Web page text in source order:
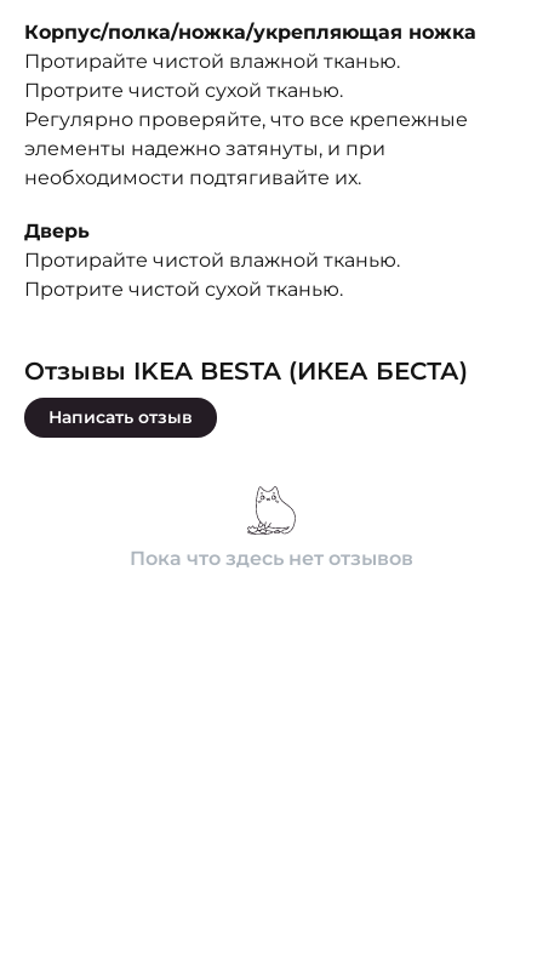
Корпус/полка/ножка/укрепляющая ножка
Протирайте чистой влажной тканью.
Протрите чистой сухой тканью.
Регулярно проверяйте, что все крепежные
элементы надежно затянуты, и при
необходимости подтягивайте их.
Дверь
Протирайте чистой влажной тканью.
Протрите чистой сухой тканью.
Отзывы IKEA BESTA (ИКЕА БЕСТА)
Написать отзыв
Пока что здесь нет отзывов